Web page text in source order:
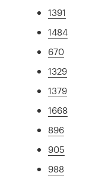
1391
1484
670
1329
1379
1668
896
905
988